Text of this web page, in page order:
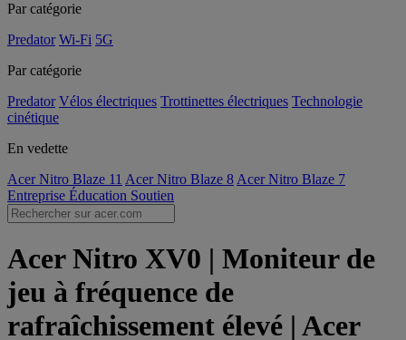
Par catégorie
Predator Wi-Fi 5G
Par catégorie
Predator Vélos électriques Trottinettes électriques Technologie
cinétique
En vedette
Acer Nitro Blaze 11 Acer Nitro Blaze 8 Acer Nitro Blaze 7
Entreprise Éducation Soutien
Acer Nitro XV0 | Moniteur de
jeu à fréquence de
rafraîchissement élevé | Acer